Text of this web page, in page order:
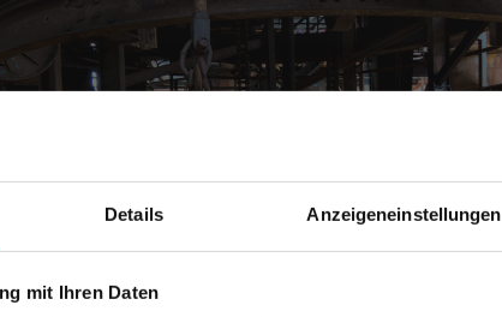
Details Anzeigeneinstellungen
mit Ihren Daten